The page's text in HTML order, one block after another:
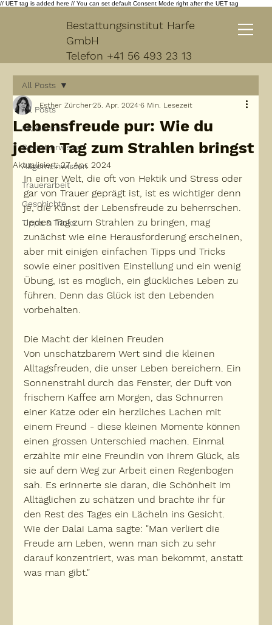
// UET tag is added here // You can set default Consent Mode right after the UET tag
Bestattungsinstitut Harfe
GmbH
Telefon +41 56 493 23 13
All Posts
PR-Berichte
Bestatterwissen
Allgemeinwissen
Trauerarbeit
Geschichte
Tipps & Tricks
All Posts
Lebensfreude pur: Wie du
jeden Tag zum Strahlen bringst
Esther Zürcher25. Apr. 2024 6 Min. Lesezeit
Aktualisiert:27. Apr. 2024
In einer Welt, die oft von Hektik und Stress oder
gar von Trauer geprägt ist, ist es wichtiger denn
je, die Kunst der Lebensfreude zu beherrschen.
Jeden Tag zum Strahlen zu bringen, mag
zunächst wie eine Herausforderung erscheinen,
aber mit einigen einfachen Tipps und Tricks
sowie einer positiven Einstellung und ein wenig
Übung, ist es möglich, ein glückliches Leben zu
führen. Denn das Glück ist den Lebenden
vorbehalten.
Die Macht der kleinen Freuden
Von unschätzbarem Wert sind die kleinen
Alltagsfreuden, die unser Leben bereichern. Ein
Sonnenstrahl durch das Fenster, der Duft von
frischem Kaffee am Morgen, das Schnurren
einer Katze oder ein herzliches Lachen mit
einem Freund - diese kleinen Momente können
einen grossen Unterschied machen. Einmal
erzählte mir eine Freundin von ihrem Glück, als
sie auf dem Weg zur Arbeit einen Regenbogen
sah. Es erinnerte sie daran, die Schönheit im
Alltäglichen zu schätzen und brachte ihr für
den Rest des Tages ein Lächeln ins Gesicht.
Wie der Dalai Lama sagte: "Man verliert die
Freude am Leben, wenn man sich zu sehr
darauf konzentriert, was man bekommt, anstatt
was man gibt."